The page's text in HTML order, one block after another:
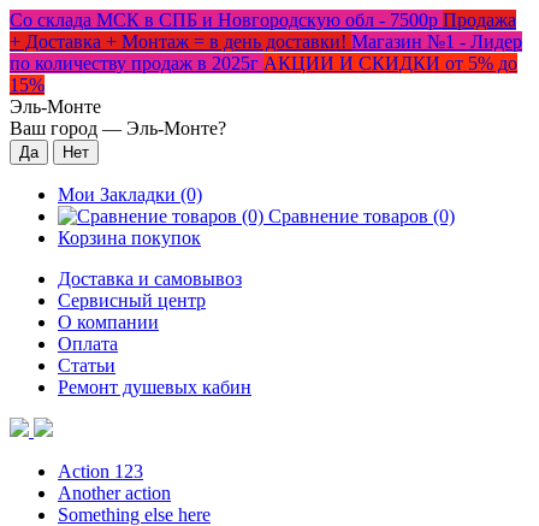
Со склада МСК в СПБ и Новгородскую обл - 7500р Продажа
+ Доставка + Монтаж = в день доставки! Магазин №1 - Лидер
по количеству продаж в 2025г АКЦИИ И СКИДКИ от 5% до
15%
Эль-Монте
Ваш город — Эль-Монте?
Мои Закладки (0)
Сравнение товаров (0)
Корзина покупок
Доставка и самовывоз
Сервисный центр
О компании
Оплата
Статьи
Ремонт душевых кабин
Action 123
Another action
Something else here